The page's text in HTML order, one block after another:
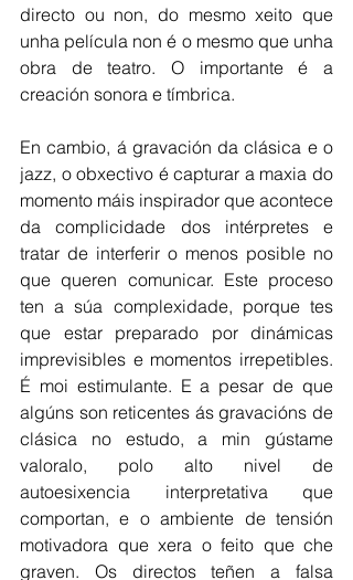
directo ou non, do mesmo xeito que
unha película non é o mesmo que unha
obra de teatro. O importante é a
creación sonora e tímbrica.
En cambio, á gravación da clásica e o
jazz, o obxectivo é capturar a maxia do
momento máis inspirador que acontece
da complicidade dos intérpretes e
tratar de interferir o menos posible no
que queren comunicar. Este proceso
ten a súa complexidade, porque tes
que estar preparado por dinámicas
imprevisibles e momentos irrepetibles.
É moi estimulante. E a pesar de que
algúns son reticentes ás gravacións de
clásica no estudo, a min gústame
valoralo, polo alto nivel de
autoesixencia interpretativa que
comportan, e o ambiente de tensión
motivadora que xera o feito que che
graven. Os directos teñen a falsa